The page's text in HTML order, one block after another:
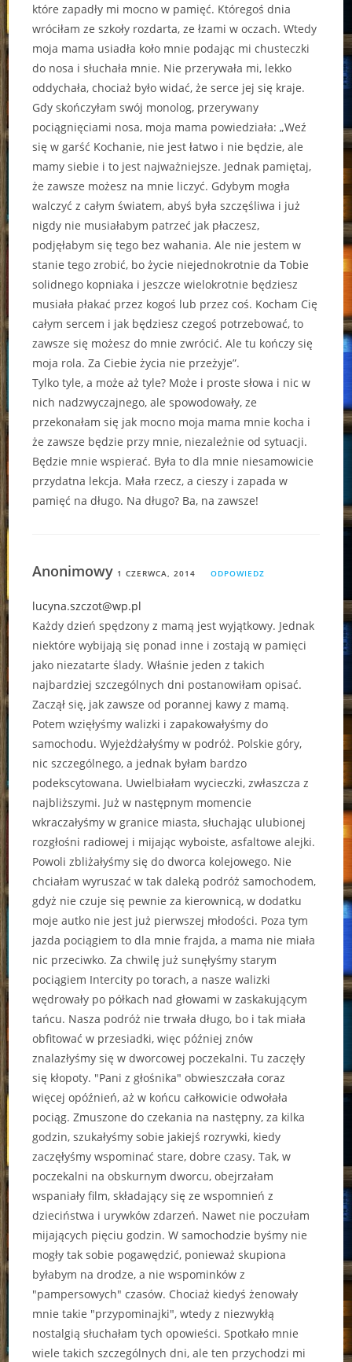
które zapadły mi mocno w pamięć. Któregoś dnia
wróciłam ze szkoły rozdarta, ze łzami w oczach. Wtedy
moja mama usiadła koło mnie podając mi chusteczki
do nosa i słuchała mnie. Nie przerywała mi, lekko
oddychała, chociaż było widać, że serce jej się kraje.
Gdy skończyłam swój monolog, przerywany
pociągnięciami nosa, moja mama powiedziała: „Weź
się w garść Kochanie, nie jest łatwo i nie będzie, ale
mamy siebie i to jest najważniejsze. Jednak pamiętaj,
że zawsze możesz na mnie liczyć. Gdybym mogła
walczyć z całym światem, abyś była szczęśliwa i już
nigdy nie musiałabym patrzeć jak płaczesz,
podjęłabym się tego bez wahania. Ale nie jestem w
stanie tego zrobić, bo życie niejednokrotnie da Tobie
solidnego kopniaka i jeszcze wielokrotnie będziesz
musiała płakać przez kogoś lub przez coś. Kocham Cię
całym sercem i jak będziesz czegoś potrzebować, to
zawsze się możesz do mnie zwrócić. Ale tu kończy się
moja rola. Za Ciebie życia nie przeżyje”.
Tylko tyle, a może aż tyle? Może i proste słowa i nic w
nich nadzwyczajnego, ale spowodowały, ze
przekonałam się jak mocno moja mama mnie kocha i
że zawsze będzie przy mnie, niezależnie od sytuacji.
Będzie mnie wspierać. Była to dla mnie niesamowicie
przydatna lekcja. Mała rzecz, a cieszy i zapada w
pamięć na długo. Na długo? Ba, na zawsze!
Anonimowy 1 CZERWCA, 2014 ODPOWIEDZ
lucyna.szczot@wp.pl
Każdy dzień spędzony z mamą jest wyjątkowy. Jednak
niektóre wybijają się ponad inne i zostają w pamięci
jako niezatarte ślady. Właśnie jeden z takich
najbardziej szczególnych dni postanowiłam opisać.
Zaczął się, jak zawsze od porannej kawy z mamą.
Potem wzięłyśmy walizki i zapakowałyśmy do
samochodu. Wyjeżdżałyśmy w podróż. Polskie góry,
nic szczególnego, a jednak byłam bardzo
podekscytowana. Uwielbiałam wycieczki, zwłaszcza z
najbliższymi. Już w następnym momencie
wkraczałyśmy w granice miasta, słuchając ulubionej
rozgłośni radiowej i mijając wyboiste, asfaltowe alejki.
Powoli zbliżałyśmy się do dworca kolejowego. Nie
chciałam wyruszać w tak daleką podróż samochodem,
gdyż nie czuje się pewnie za kierownicą, w dodatku
moje autko nie jest już pierwszej młodości. Poza tym
jazda pociągiem to dla mnie frajda, a mama nie miała
nic przeciwko. Za chwilę już sunęłyśmy starym
pociągiem Intercity po torach, a nasze walizki
wędrowały po półkach nad głowami w zaskakującym
tańcu. Nasza podróż nie trwała długo, bo i tak miała
obfitować w przesiadki, więc później znów
znalazłyśmy się w dworcowej poczekalni. Tu zaczęły
się kłopoty. "Pani z głośnika" obwieszczała coraz
więcej opóźnień, aż w końcu całkowicie odwołała
pociąg. Zmuszone do czekania na następny, za kilka
godzin, szukałyśmy sobie jakiejś rozrywki, kiedy
zaczęłyśmy wspominać stare, dobre czasy. Tak, w
poczekalni na obskurnym dworcu, obejrzałam
wspaniały film, składający się ze wspomnień z
dzieciństwa i urywków zdarzeń. Nawet nie poczułam
mijających pięciu godzin. W samochodzie byśmy nie
mogły tak sobie pogawędzić, ponieważ skupiona
byłabym na drodze, a nie wspominków z
"pampersowych" czasów. Chociaż kiedyś żenowały
mnie takie "przypominajki", wtedy z niezwykłą
nostalgią słuchałam tych opowieści. Spotkało mnie
wiele takich szczególnych dni, ale ten przychodzi mi